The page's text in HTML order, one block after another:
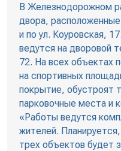
В Железнодорожном
двора,
и по ул. Коуровская,
ведутся на дворовой
72. На всех объектах
на спортивных
покрытие, обустроят
парковочные места и
«Работы ведутся
жителей.
трех объектов будет